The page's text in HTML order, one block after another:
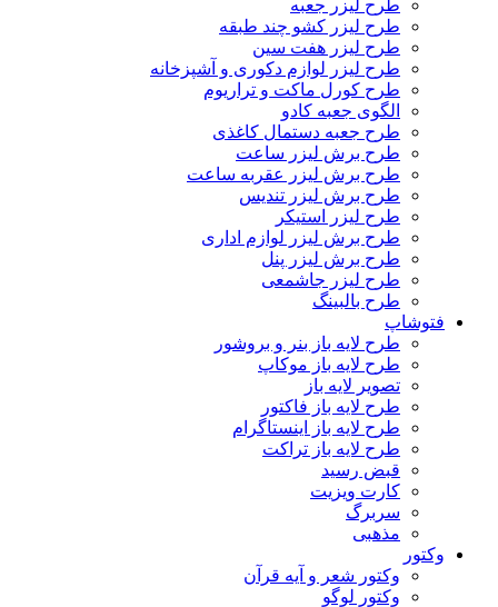
طرح لیزر جعبه
طرح لیزر کشو چند طبقه
طرح لیزر هفت سین
طرح لیزر لوازم دکوری و آشپزخانه
طرح کورل ماکت و تراریوم
الگوی جعبه کادو
طرح جعبه دستمال کاغذی
طرح برش لیزر ساعت
طرح برش لیزر عقربه ساعت
طرح برش لیزر تندیس
طرح لیزر استیکر
طرح برش لیزر لوازم اداری
طرح برش لیزر پنل
طرح لیزر جاشمعی
طرح بالبینگ
فتوشاپ
طرح لایه باز بنر و بروشور
طرح لایه باز موکاپ
تصویر لایه باز
طرح لایه باز فاکتور
طرح لایه باز اینستاگرام
طرح لایه باز تراکت
قبض رسید
کارت ویزیت
سربرگ
مذهبی
وکتور
وکتور شعر و آیه قرآن
وکتور لوگو